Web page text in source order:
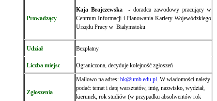
Prowadzący
Kaja Brajczewska - doradca zawodowy pracujący w
Centrum Informacji i Planowania Kariery Wojewódzkiego
Urzędu Pracy w Białymstoku
Udział Bezpłatny
Liczba miejsc Ograniczona, decyduje kolejność zgłoszeń
Zgłoszenia
Mailowo na adres: bk@umb.edu.pl. W wiadomości należy
podać: temat i datę warsztatów, imię, nazwisko, wydział,
kierunek, rok studiów (w przypadku absolwentów rok